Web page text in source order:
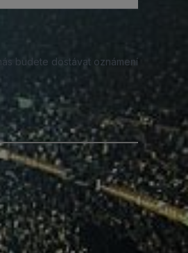
budete dostávat oznámení